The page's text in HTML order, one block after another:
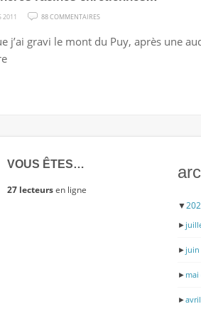
2011 88 COMMENTAIRES
CHÈRES
j’ai gravi le mont du Puy, après une
VOUS ÊTES…
27 lecteursen ligne
▼
►
► juin
► mai
►avril